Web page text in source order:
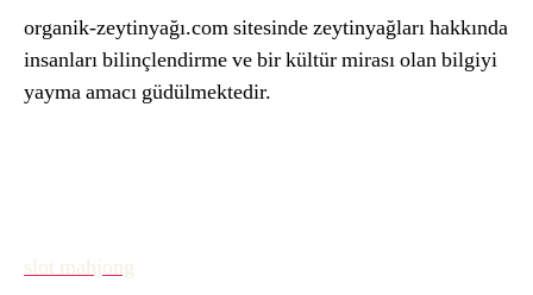
organik-zeytinyağı.com sitesinde zeytinyağları hakkında
insanları bilinçlendirme ve bir kültür mirası olan bilgiyi
yayma amacı güdülmektedir.
slot mahjong